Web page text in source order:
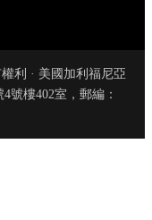
利 · 美國加利福尼亞
號樓402室，郵編：